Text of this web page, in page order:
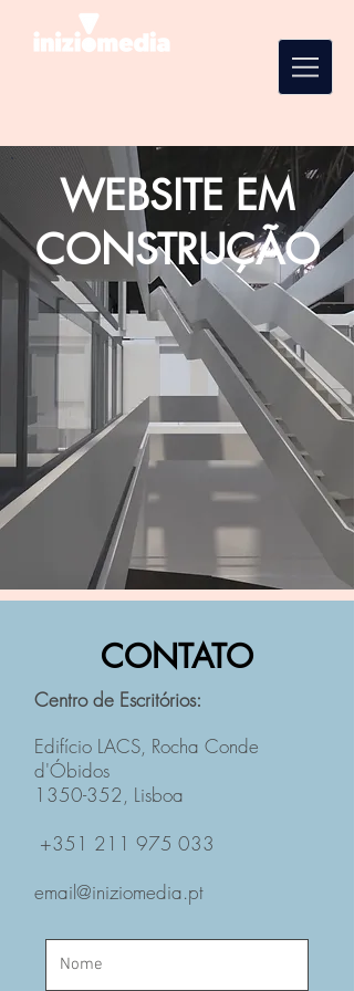
WEBSITE EM
CONSTRUÇÃO
CONTATO
Centro de Escritórios:
Edifício LACS, Rocha Conde
d'Óbidos
1350-352, Lisboa
+351 211 975 033
email@iniziomedia.pt